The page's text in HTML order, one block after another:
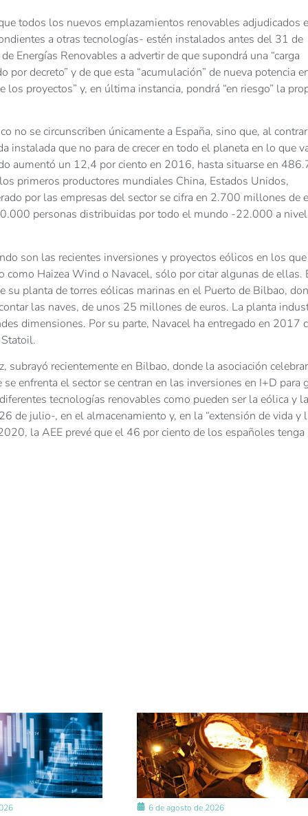
todos los nuevos emplazamientos renovables adjudicados
a otras tecnologías- estén instalados antes del 31 de
Energías Renovables a advertir de que supondrá una “carga
por decreto” y de que esta “acumulación” de nueva potencia
proyectos” y, en última instancia, pondrá “en riesgo” la
no se circunscriben únicamente a España, sino que, al
instalada que no para de crecer en todo el planeta en lo que
aumentó un 12,4 por ciento en 2016, hasta situarse en
primeros productores mundiales China, Estados Unidos,
por las empresas del sector se cifra en 2.700 millones de
personas distribuidas por todo el mundo -22.000 a nivel
son las recientes inversiones y proyectos eólicos en los
Haizea Wind o Navacel, sólo por citar algunas de ellas.
planta de torres eólicas marinas en el Puerto de Bilbao,
las naves, de unos 25 millones de euros. La planta
dimensiones. Por su parte, Navacel ha entregado en 2017
subrayó recientemente en Bilbao, donde la asociación
enfrenta el sector se centran en las inversiones en I+D para
tecnologías renovables como pueden ser la eólica y la
julio-, en el almacenamiento y, en la “extensión de vida y
la AEE prevé que el 46 por ciento de los españoles tenga
6 de agosto de 2026